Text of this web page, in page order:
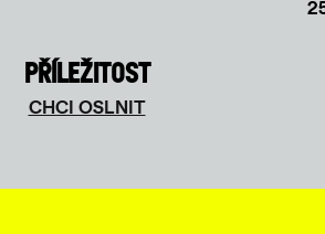
PŘÍLEŽITOST
CHCI OSLNIT